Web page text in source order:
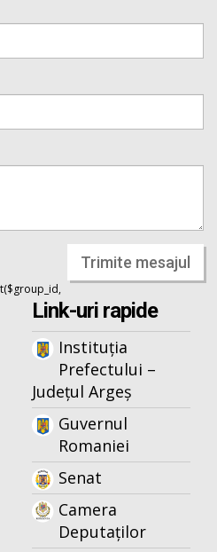
Trimite mesajul
Link-uri rapide
Instituția
Prefectului –
Județul Argeș
Guvernul
Romaniei
Senat
Camera
Deputaților